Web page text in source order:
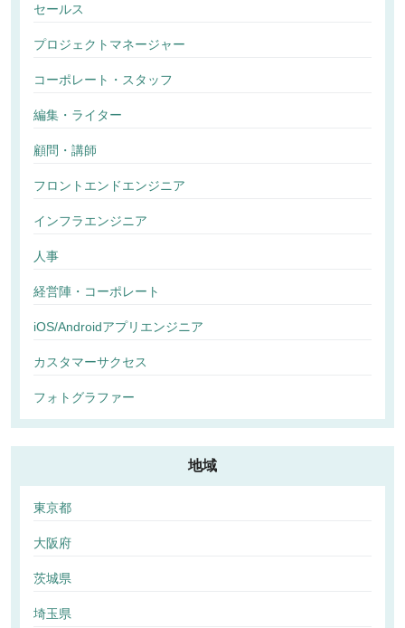
セールス
プロジェクトマネージャー
コーポレート・スタッフ
編集・ライター
顧問・講師
フロントエンドエンジニア
インフラエンジニア
人事
経営陣・コーポレート
iOS/Androidアプリエンジニア
カスタマーサクセス
フォトグラファー
地域
東京都
大阪府
茨城県
埼玉県